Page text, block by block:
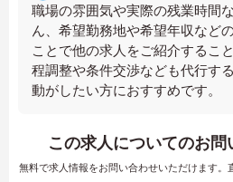
職場の雰囲気や実際の残業時間
ん、希望勤務地や希望年収など
ことで他の求人をご紹介するこ
程調整や条件交渉なども代行す
動がしたい方におすすめです。
この求人についてのお問
無料で求人情報をお問い合わせいただけます。